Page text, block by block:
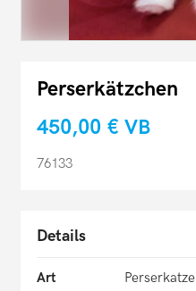
Perserkätzchen
450,00 € VB
76133
Details
Art
Perserkatze